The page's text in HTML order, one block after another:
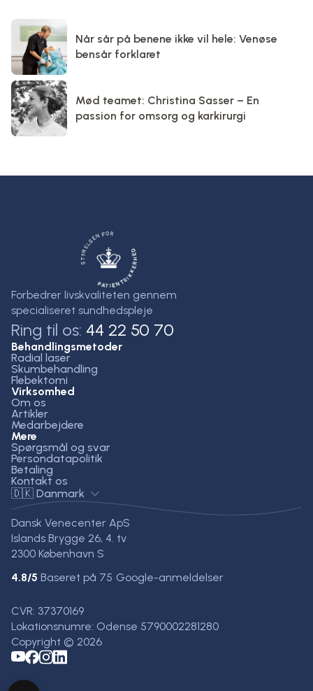
Når sår på benene ikke vil hele: Venøse
bensår forklaret
Mød teamet: Christina Sasser – En
passion for omsorg og karkirurgi
Forbedrer livskvaliteten gennem
specialiseret sundhedspleje
Ring til os: 44 22 50 70
Behandlingsmetoder
Radial laser
Skumbehandling
Flebektomi
Virksomhed
Om os
Artikler
Medarbejdere
Mere
Spørgsmål og svar
Persondatapolitik
Betaling
Kontakt os
🇩🇰 Danmark
Dansk Venecenter ApS
Islands Brygge 26, 4. tv
2300 København S
4.8/5 Baseret på 75 Google-anmeldelser
CVR: 37370169
Lokationsnumre: Odense 5790002281280
Copyright © 2026